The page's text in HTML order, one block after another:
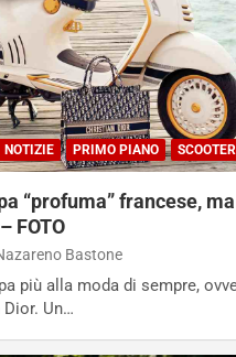
NOTIZIE PRIMO PIANO SCOOTER
“profuma” francese,
FOTO
Bastone
più alla moda di sempre,
Un…